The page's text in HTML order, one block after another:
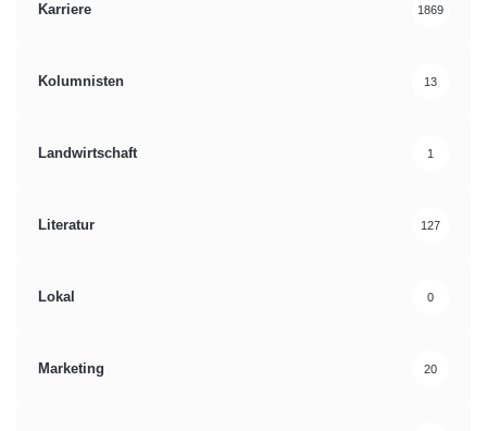
Karriere 1869
Kolumnisten 13
Landwirtschaft 1
Literatur 127
Lokal 0
Marketing 20